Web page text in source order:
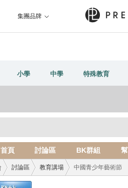
集團品牌
小學 中學 特殊教育
首頁 討論區 BK群組
討論區 教育講場 中國青少年藝術節